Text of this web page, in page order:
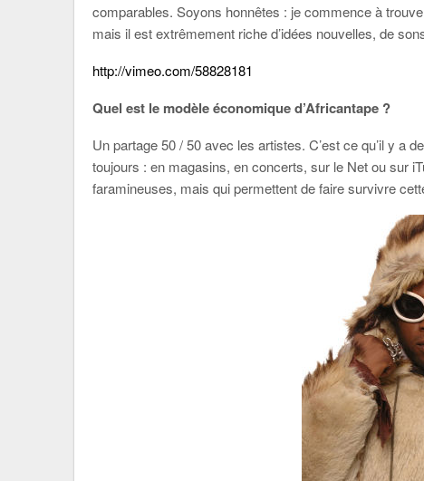
comparables. Soyons honnêtes : je commence à
mais il est extrêmement riche d’idées nouvelles, de
http://vimeo.com/58828181
Quel est le modèle économique d’Africantape ?
Un partage 50 / 50 avec les artistes. C’est ce qu’il y a
toujours : en magasins, en concerts, sur le Net ou sur
faramineuses, mais qui permettent de faire survivre